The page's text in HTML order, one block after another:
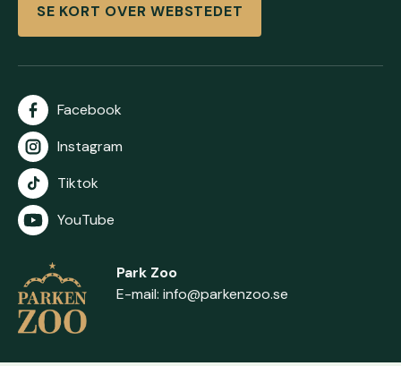
SE KORT OVER WEBSTEDET
Facebook
Instagram
Tiktok
YouTube
Park Zoo
E-mail: info@parkenzoo.se